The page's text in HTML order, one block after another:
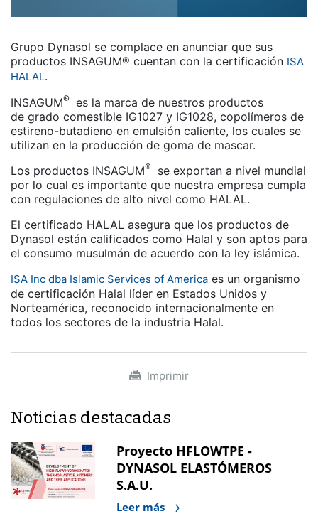
Grupo Dynasol se complace en anunciar que sus
productos INSAGUM® cuentan con la certificación ISA
HALAL.
INSAGUM® es la marca de nuestros productos
de grado comestible IG1027 y IG1028, copolímeros de
estireno-butadieno en emulsión caliente, los cuales se
utilizan en la producción de goma de mascar.
Los productos INSAGUM®
se exportan a nivel mundial
por lo cual es importante que nuestra empresa cumpla
con regulaciones de alto nivel como HALAL.
El certificado HALAL asegura que los productos de
Dynasol están calificados como Halal y son aptos para
el consumo musulmán de acuerdo con la ley islámica.
ISA Inc dba Islamic Services of America es un organismo
de certificación Halal líder en Estados Unidos y
Norteamérica, reconocido internacionalmente en
todos los sectores de la industria Halal.
Imprimir
Noticias destacadas
Proyecto HFLOWTPE -
DYNASOL ELASTÓMEROS
S.A.U.
Leer más